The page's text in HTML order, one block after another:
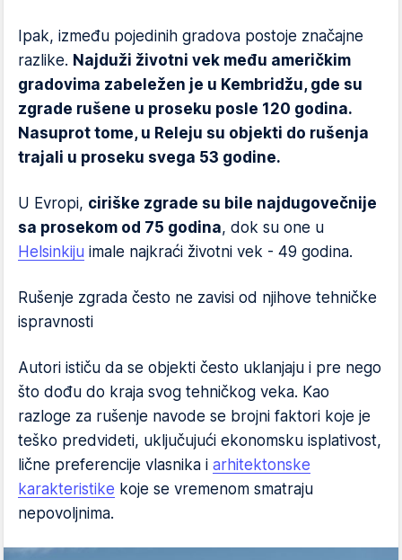
Ipak, između pojedinih gradova postoje značajne
razlike. Najduži životni vek među američkim
gradovima zabeležen je u Kembridžu, gde su
zgrade rušene u proseku posle 120 godina.
Nasuprot tome, u Releju su objekti do rušenja
trajali u proseku svega 53 godine.
U Evropi, ciriške zgrade su bile najdugovečnije
sa prosekom od 75 godina, dok su one u
Helsinkiju imale najkraći životni vek - 49 godina.
Rušenje zgrada često ne zavisi od njihove tehničke
ispravnosti
Autori ističu da se objekti često uklanjaju i pre nego
što dođu do kraja svog tehničkog veka. Kao
razloge za rušenje navode se brojni faktori koje je
teško predvideti, uključujući ekonomsku isplativost,
lične preferencije vlasnika i arhitektonske
karakteristike koje se vremenom smatraju
nepovoljnima.